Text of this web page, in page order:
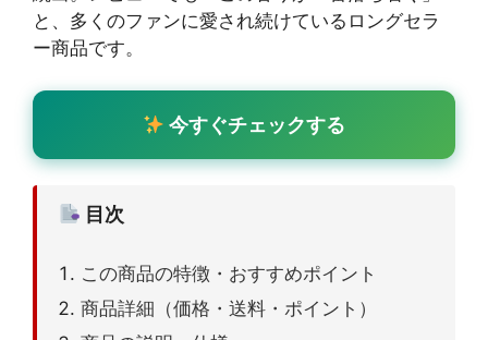
と、多くのファンに愛され続けているロングセラ
ー商品です。
今すぐチェックする
目次
この商品の特徴・おすすめポイント
商品詳細（価格・送料・ポイント）